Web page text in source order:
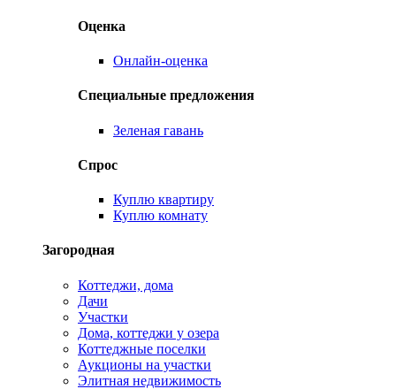
Оценка
Онлайн-оценка
Специальные предложения
Зеленая гавань
Спрос
Куплю квартиру
Куплю комнату
Загородная
Коттеджи, дома
Дачи
Участки
Дома, коттеджи у озера
Коттеджные поселки
Аукционы на участки
Элитная недвижимость